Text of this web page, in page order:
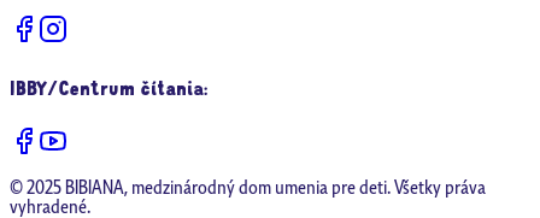
IBBY/Centrum čítania:
© 2025 BIBIANA, medzinárodný dom umenia pre deti. Všetky práva
vyhradené.